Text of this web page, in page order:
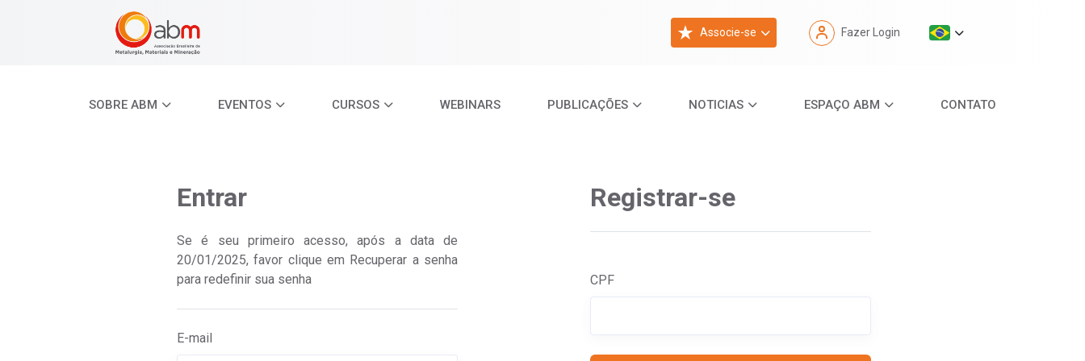
Associe-se Fazer Login
SOBRE ABM EVENTOS CURSOS WEBINARS PUBLICAÇÕES NOTICIAS ESPAÇO ABM CONTATO
Entrar
Se é seu primeiro acesso, após a data de
20/01/2025, favor clique em Recuperar a senha
para redefinir sua senha
E-mail
Registrar-se
CPF